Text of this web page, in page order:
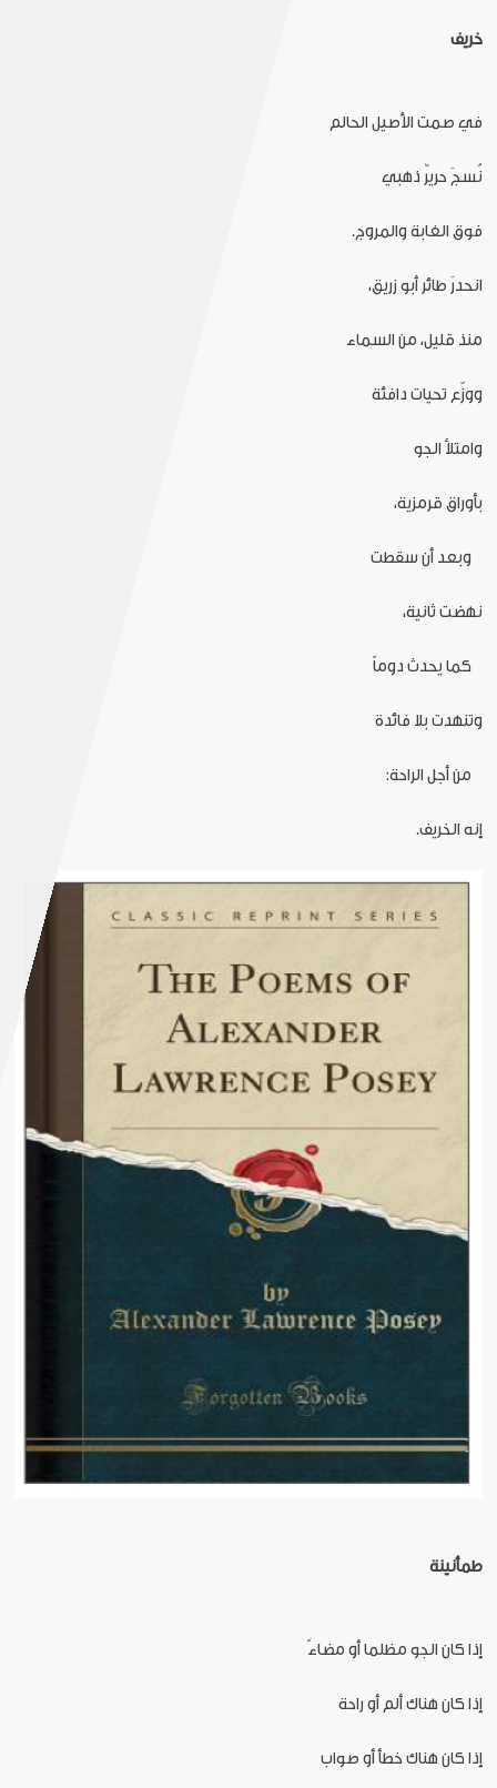
خريف
في صمت الأصيل الحالم
نُسجَ حريرٌ ذهبي
فوق الغابة والمروج.
انحدرَ طائر أبو زريق،
منذ قليل، من السماء
ووزّع تحيات دافئة
وامتلأ الجو
بأوراق قرمزية،
وبعد أن سقطت
نهضت ثانية،
كما يحدث دوماً
وتنهدت بلا فائدة
من أجل الراحة:
إنه الخريف.
طمأنينة
إذا كان الجو مظلما أو مضاءً
إذا كان هناك ألم أو راحة
إذا كان هناك خطأ أو صواب